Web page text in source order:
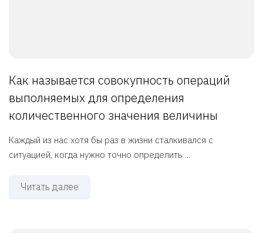
Как называется совокупность операций
выполняемых для определения
количественного значения величины
Каждый из нас хотя бы раз в жизни сталкивался с
ситуацией, когда нужно точно определить ...
Читать далее